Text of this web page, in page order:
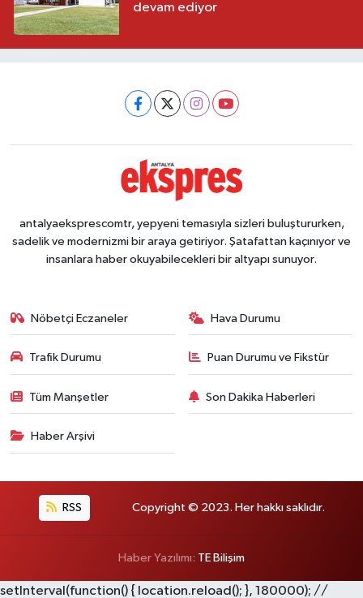
devam ediyor
antalyaeksprescomtr, yepyeni temasıyla sizleri buluştururken,
sadelik ve modernizmi bir araya getiriyor. Şatafattan kaçınıyor ve
insanlara haber okuyabilecekleri bir altyapı sunuyor.
Nöbetçi Eczaneler Hava Durumu
Trafik Durumu Puan Durumu ve Fikstür
Tüm Manşetler Son Dakika Haberleri
Haber Arşivi
RSS Copyright © 2023. Her hakkı saklıdır.
Haber Yazılımı: TE Bilişim
setInterval(function() { location.reload(); }, 180000); //